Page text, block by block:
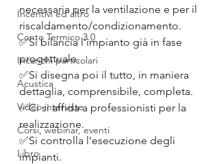
Incentivi ed altro
Conto Termico 3.0
Incarichi particolari
Acustica
Video interviste
Corsi, webinar, eventi
Libro
necessaria per la ventilazione e per il
riscaldamento/condizionamento.
✅Si bilancia l'impianto già in fase
progettuale.
✅Si disegna poi il tutto, in maniera
dettaglia, comprensibile, completa.
✅Ci si affida a professionisti per la
realizzazione.
✅Si controlla l'esecuzione degli
impianti.